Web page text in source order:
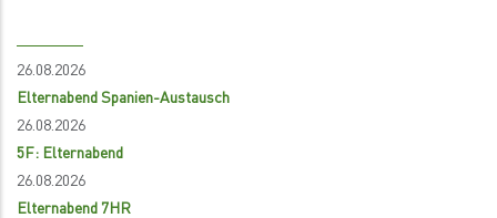
26.08.2026
Elternabend Spanien-Austausch
26.08.2026
5F: Elternabend
26.08.2026
Elternabend 7HR